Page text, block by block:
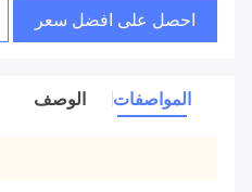
احصل على افضل سعر
المواصفات الوصف